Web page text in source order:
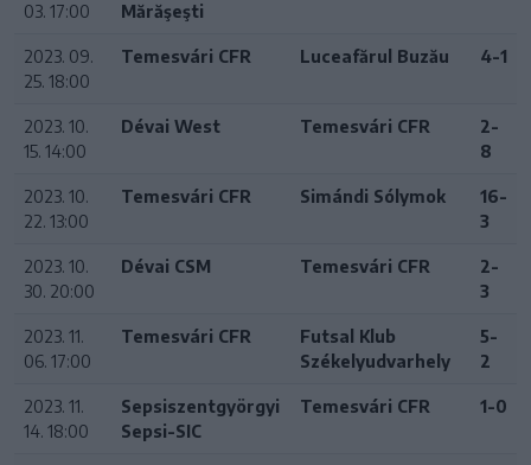
03. 17:00
Mărăşeşti
2023. 09.
25. 18:00
Temesvári CFR Luceafărul Buzău 4-1
2023. 10.
15. 14:00
Dévai West Temesvári CFR
2-
8
2023. 10.
22. 13:00
Temesvári CFR Simándi Sólymok
16-
3
2023. 10.
30. 20:00
Dévai CSM Temesvári CFR
2-
3
2023. 11.
06. 17:00
Temesvári CFR
Futsal Klub
Székelyudvarhely
5-
2
2023. 11.
14. 18:00
Sepsiszentgyörgyi
Sepsi-SIC
Temesvári CFR 1-0